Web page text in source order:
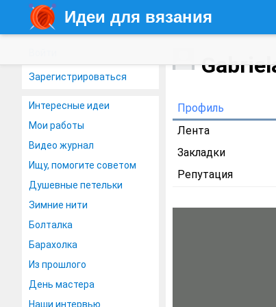
Идеи для вязания
Зарегистрироваться
Интересные идеи
Мои работы
Видео журнал
Ищу, помогите советом
Душевные петельки
Зимние нити
Болталка
Барахолка
Из прошлого
День мастера
Наши интервью
Профиль
Лента
Закладки
Репутация